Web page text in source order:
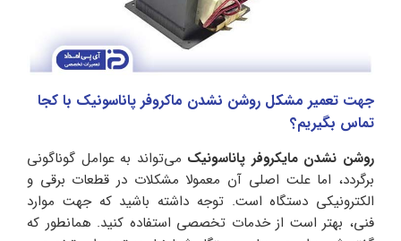
جهت تعمیر مشکل روشن نشدن ماکروفر پاناسونیک با کجا
تماس بگیریم؟
روشن نشدن مایکروفر پاناسونیک می‌تواند به عوامل گوناگونی
برگردد، اما علت اصلی آن معمولا مشکلات در قطعات برقی و
الکترونیکی دستگاه است. توجه داشته باشید که جهت موارد
فنی، بهتر است از خدمات تخصصی استفاده کنید. همانطور که